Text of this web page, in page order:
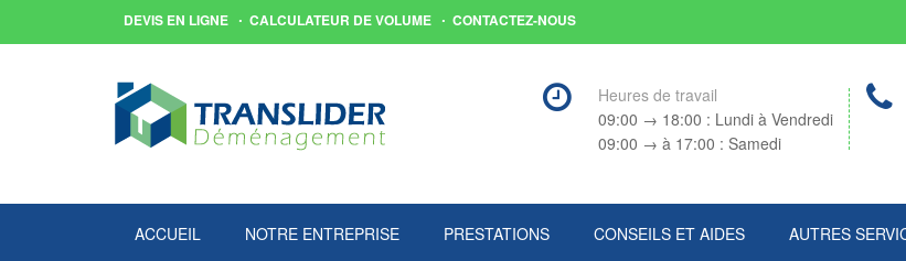
DEVIS EN LIGNE CALCULATEUR DE VOLUME CONTACTEZ-NOUS
Heures de travail
09:00 → 18:00 : Lundi à Vendredi
09:00 → à 17:00 : Samedi
ACCUEIL NOTRE ENTREPRISE PRESTATIONS CONSEILS ET AIDES AUTRES